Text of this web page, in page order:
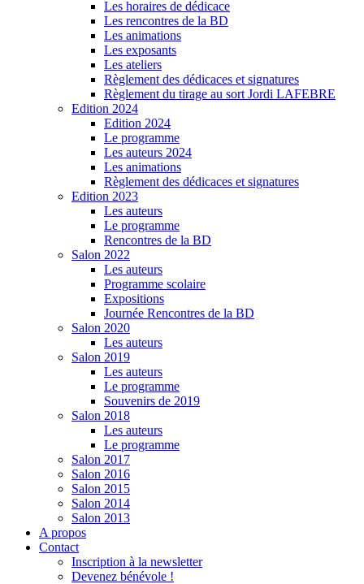
Les horaires de dédicace
Les rencontres de la BD
Les animations
Les exposants
Les ateliers
Règlement des dédicaces et signatures
Règlement du tirage au sort Jordi LAFEBRE
Edition 2024
Edition 2024
Le programme
Les auteurs 2024
Les animations
Règlement des dédicaces et signatures
Edition 2023
Les auteurs
Le programme
Rencontres de la BD
Salon 2022
Les auteurs
Programme scolaire
Expositions
Journée Rencontres de la BD
Salon 2020
Les auteurs
Salon 2019
Les auteurs
Le programme
Souvenirs de 2019
Salon 2018
Les auteurs
Le programme
Salon 2017
Salon 2016
Salon 2015
Salon 2014
Salon 2013
A propos
Contact
Inscription à la newsletter
Devenez bénévole !